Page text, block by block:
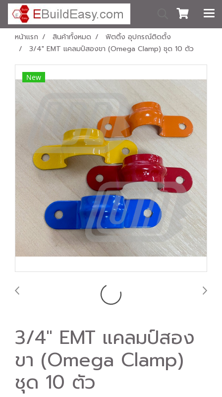
หน้าแรก สินค้าทั้งหมด
ฟิตติ้ง อุปกรณ์ติดตั้ง
3/4" EMT แคลมป์สองขา (Omega Clamp) ​ชุด 10 ตัว
New
3/4" EMT แคลมป์สอง
ขา (Omega Clamp) ​
ชุด 10 ตัว